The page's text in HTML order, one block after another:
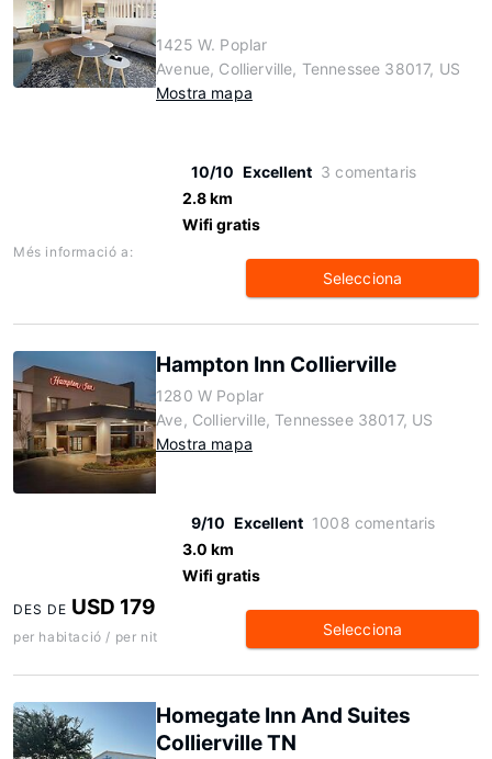
1425 W. Poplar
Avenue, Collierville, Tennessee 38017, US
Mostra mapa
10/10 Excellent 3 comentaris
2.8 km
Wifi gratis
Més informació a:
Selecciona
Hampton Inn Collierville
1280 W Poplar
Ave, Collierville, Tennessee 38017, US
Mostra mapa
9/10 Excellent 1008 comentaris
3.0 km
Wifi gratis
DES DE USD 179
per habitació / per nit Selecciona
Homegate Inn And Suites
Collierville TN